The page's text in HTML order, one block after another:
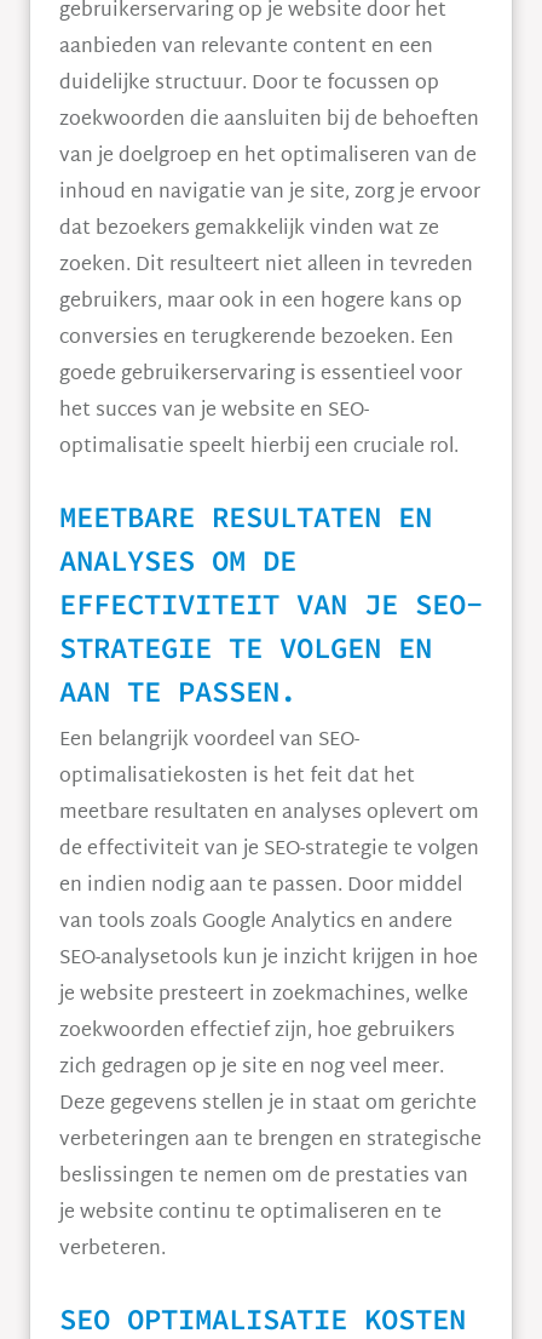
gebruikerservaring op je website door het
aanbieden van relevante content en een
duidelijke structuur. Door te focussen op
zoekwoorden die aansluiten bij de behoeften
van je doelgroep en het optimaliseren van de
inhoud en navigatie van je site, zorg je ervoor
dat bezoekers gemakkelijk vinden wat ze
zoeken. Dit resulteert niet alleen in tevreden
gebruikers, maar ook in een hogere kans op
conversies en terugkerende bezoeken. Een
goede gebruikerservaring is essentieel voor
het succes van je website en SEO-
optimalisatie speelt hierbij een cruciale rol.
MEETBARE RESULTATEN EN
ANALYSES OM DE
EFFECTIVITEIT VAN JE SEO-
STRATEGIE TE VOLGEN EN
AAN TE PASSEN.
Een belangrijk voordeel van SEO-
optimalisatiekosten is het feit dat het
meetbare resultaten en analyses oplevert om
de effectiviteit van je SEO-strategie te volgen
en indien nodig aan te passen. Door middel
van tools zoals Google Analytics en andere
SEO-analysetools kun je inzicht krijgen in hoe
je website presteert in zoekmachines, welke
zoekwoorden effectief zijn, hoe gebruikers
zich gedragen op je site en nog veel meer.
Deze gegevens stellen je in staat om gerichte
verbeteringen aan te brengen en strategische
beslissingen te nemen om de prestaties van
je website continu te optimaliseren en te
verbeteren.
SEO OPTIMALISATIE KOSTEN